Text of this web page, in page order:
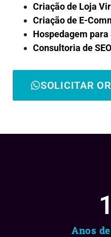
Criação de Loja
Criação de E-
Hospedagem para
Consultoria de
SOLICITAR
Anos